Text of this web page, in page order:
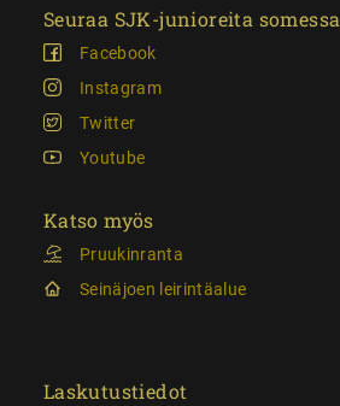
Seuraa SJK-junioreita somessa
Facebook
Instagram
Twitter
Youtube
Katso myös
Pruukinranta
Seinäjoen leirintäalue
Laskutustiedot